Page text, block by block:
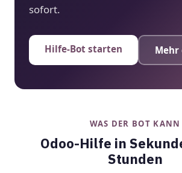
sofort.
Hilfe-Bot starten Mehr
WAS DER BOT KANN
Odoo-Hilfe in
Stunden